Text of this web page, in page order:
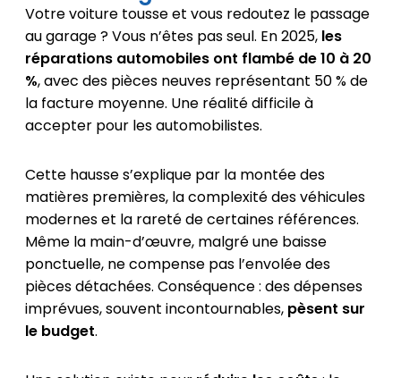
Votre voiture tousse et vous redoutez le passage
au garage ? Vous n’êtes pas seul. En 2025, les
réparations automobiles ont flambé de 10 à 20
%, avec des pièces neuves représentant 50 % de
la facture moyenne. Une réalité difficile à
accepter pour les automobilistes.
Cette hausse s’explique par la montée des
matières premières, la complexité des véhicules
modernes et la rareté de certaines références.
Même la main-d’œuvre, malgré une baisse
ponctuelle, ne compense pas l’envolée des
pièces détachées. Conséquence : des dépenses
imprévues, souvent incontournables, pèsent sur
le budget.